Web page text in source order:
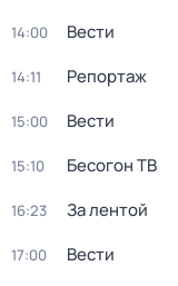
14:00 Вести
14:11 Репортаж
15:00 Вести
15:10 Бесогон ТВ
16:23 За лентой
17:00 Вести